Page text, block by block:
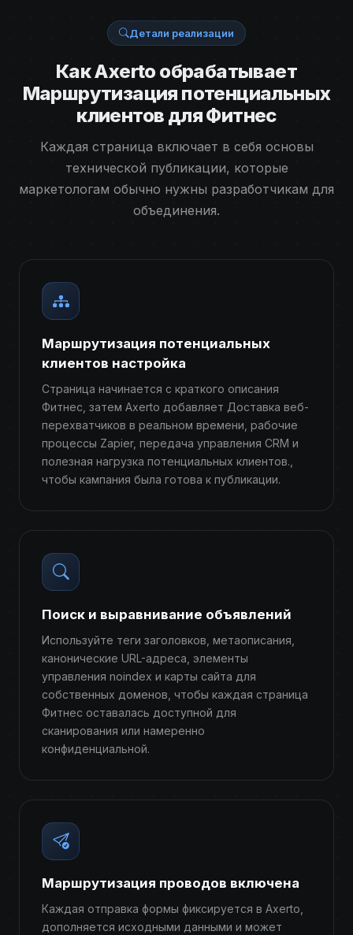
Детали реализации
Как Axerto обрабатывает
Маршрутизация потенциальных
клиентов для Фитнес
Каждая страница включает в себя основы
технической публикации, которые
маркетологам обычно нужны разработчикам для
объединения.
Маршрутизация потенциальных
клиентов настройка
Страница начинается с краткого описания
Фитнес, затем Axerto добавляет Доставка веб-
перехватчиков в реальном времени, рабочие
процессы Zapier, передача управления CRM и
полезная нагрузка потенциальных клиентов.,
чтобы кампания была готова к публикации.
Поиск и выравнивание объявлений
Используйте теги заголовков, метаописания,
канонические URL-адреса, элементы
управления noindex и карты сайта для
собственных доменов, чтобы каждая страница
Фитнес оставалась доступной для
сканирования или намеренно
конфиденциальной.
Маршрутизация проводов включена
Каждая отправка формы фиксируется в Axerto,
дополняется исходными данными и может